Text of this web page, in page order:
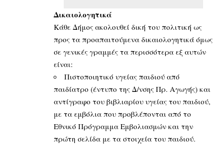
Δικαιολογητικά
Κάθε Δήμος ακολουθεί δική του πολιτική ως
προς τα προαπαιτούμενα δικαιολογητικά όμως
σε γενικές γραμμές τα περισσότερα εξ αυτών
είναι:
Πιστοποιητικό υγείας παιδιού από
παιδίατρο (έντυπο της Δ/νσης Πρ. Αγωγής) και
αντίγραφο του βιβλιαρίου υγείας του παιδιού,
με τα εμβόλια που προβλέπονται από το
Εθνικό Πρόγραμμα Εμβολιασμών και την
πρώτη σελίδα με τα στοιχεία του παιδιού.